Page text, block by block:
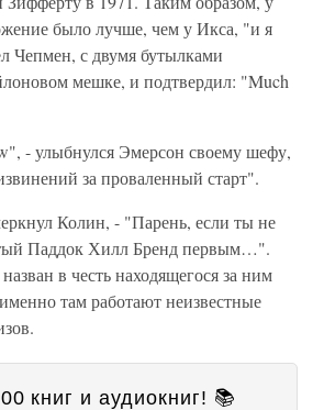
было лучше, чем у Икса, "и я
Чепмен, с двумя бутылками
мешке, и подтвердил: "Much
- улыбнулся Эмерсон своему шефу,
за проваленный старт".
Колин, - "Парень, если ты не
Паддок Хилл Бренд первым…".
в честь находящегося за ним
там работают неизвестные
книг и аудиокниг! 📚